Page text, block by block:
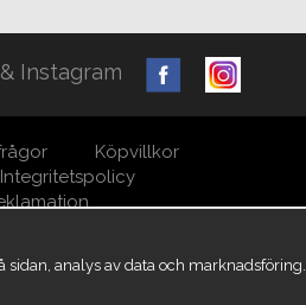
Instagram
Köpvillkor
Integritetspolicy
sidan, analys av data och marknadsföring.